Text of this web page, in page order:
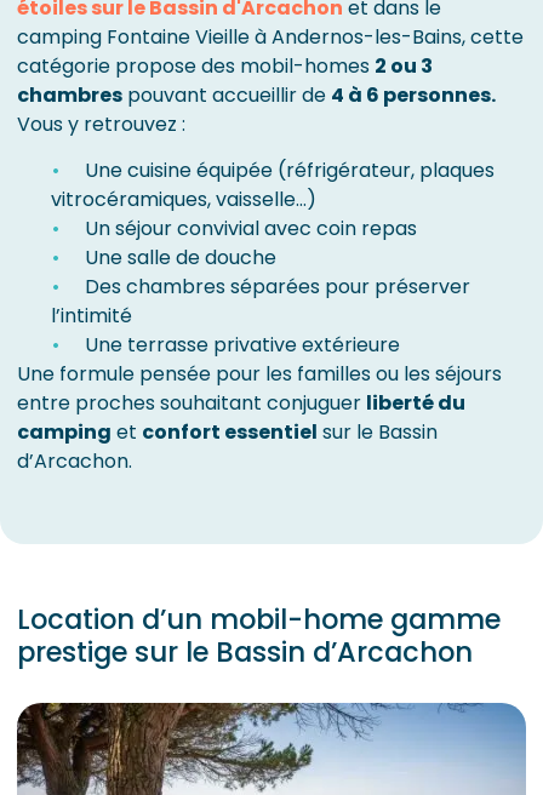
étoiles sur le Bassin d'Arcachon et dans le
camping Fontaine Vieille à Andernos-les-Bains, cette
catégorie propose des mobil-homes 2 ou 3
chambres pouvant accueillir de 4 à 6 personnes.
Vous y retrouvez :
Une cuisine équipée (réfrigérateur, plaques
vitrocéramiques, vaisselle…)
Un séjour convivial avec coin repas
Une salle de douche
Des chambres séparées pour préserver
l’intimité
Une terrasse privative extérieure
Une formule pensée pour les familles ou les séjours
entre proches souhaitant conjuguer liberté du
camping et confort essentiel sur le Bassin
d’Arcachon.
Location d’un mobil-home gamme
prestige sur le Bassin d’Arcachon